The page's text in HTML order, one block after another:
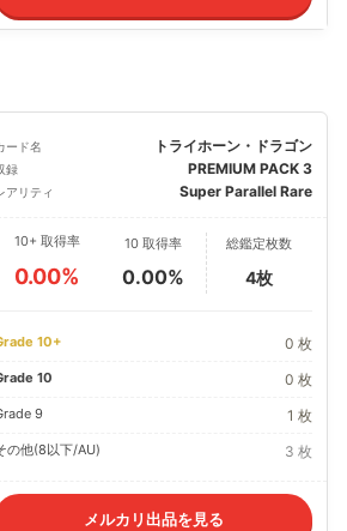
ード名 トライホーン・ドラゴン
録 PREMIUM PACK 3
アリティ Super Parallel Rare
10+ 取得率
0.00%
10 取得率
0.00%
総鑑定枚数
4枚
10+ 0 枚
10 0 枚
9 1 枚
の他(8以下/AU) 3 枚
メルカリ出品を見る